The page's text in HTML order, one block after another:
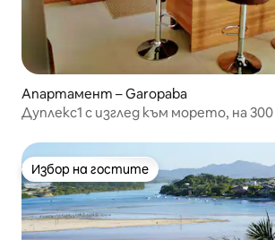
Апартамент – Garopaba
Дуплекс1 с изглед към морето, на
Избор на гостите
Избор на гостите